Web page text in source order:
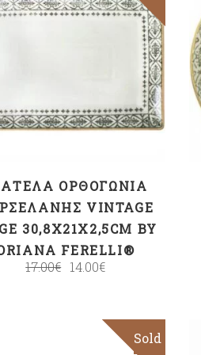
ΟΡΘΟΓΏΝΙΑ
VINTAGE
30,8X21X2,5CM BY
FERELLI®
17.00€ 14.00€
Sale
Sold